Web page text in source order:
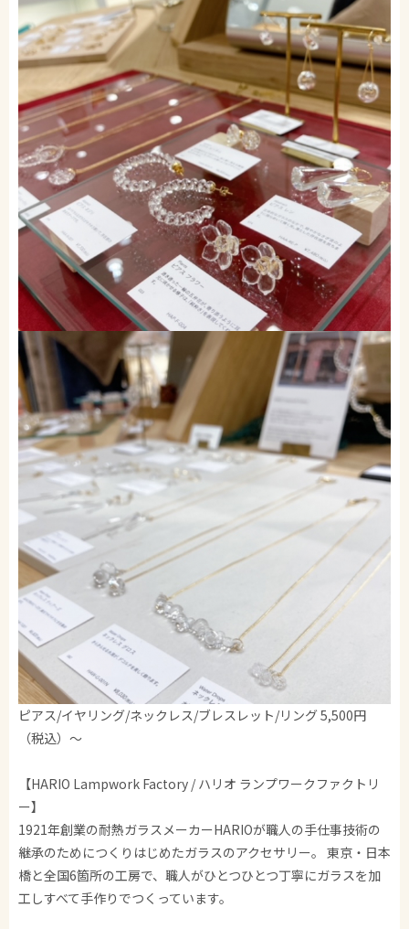
ピアス/イヤリング/ネックレス/ブレスレット/リング 5,500円
（税込）～
【HARIO Lampwork Factory / ハリオ ランプワークファクトリ
ー】
1921年創業の耐熱ガラスメーカーHARIOが職人の手仕事技術の
継承のためにつくりはじめたガラスのアクセサリー。 東京・日本
橋と全国6箇所の工房で、職人がひとつひとつ丁寧にガラスを加
工しすべて手作りでつくっています。